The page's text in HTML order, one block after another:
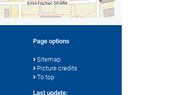
Page options
Sitemap
Picture credits
To top
Last update: